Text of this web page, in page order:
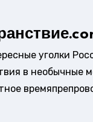
уголки
в необычные